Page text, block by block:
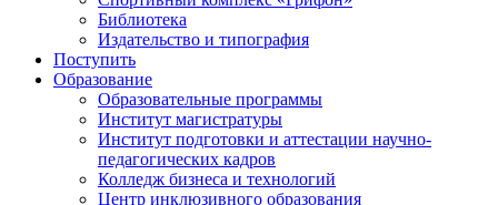
Библиотека
Издательство и типография
Поступить
Образование
Образовательные программы
Институт магистратуры
Институт подготовки и аттестации научно-
педагогических кадров
Колледж бизнеса и технологий
Центр инклюзивного образования